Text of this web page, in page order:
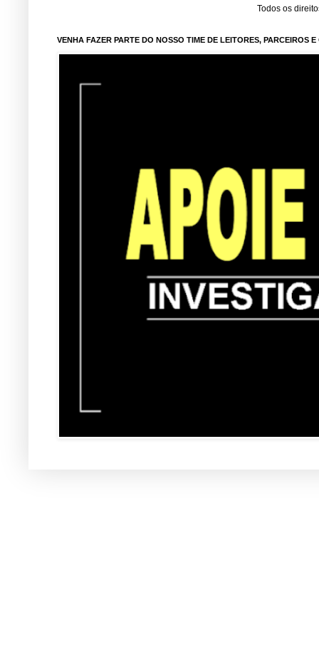
Todos os
VENHA FAZER PARTE DO NOSSO TIME DE LEITORES, PARCEIROS